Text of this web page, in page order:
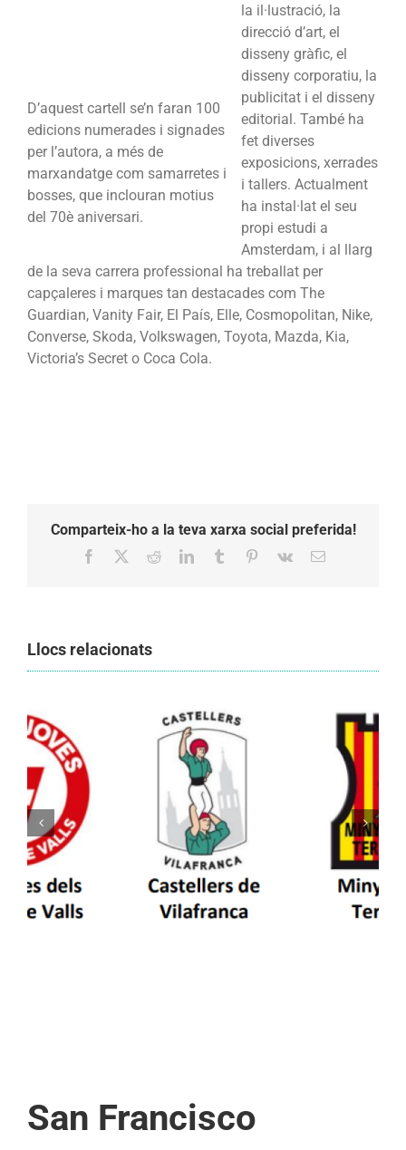
D’aquest cartell se’n faran 100
edicions numerades i signades
per l’autora, a més de
marxandatge com samarretes i
bosses, que inclouran motius
del 70è aniversari.
la il·lustració, la
direcció d’art, el
disseny gràfic, el
disseny corporatiu, la
publicitat i el disseny
editorial. També ha
fet diverses
exposicions, xerrades
i tallers. Actualment
ha instal·lat el seu
propi estudi a
Amsterdam, i al llarg
de la seva carrera professional ha treballat per
capçaleres i marques tan destacades com The
Guardian, Vanity Fair, El País, Elle, Cosmopolitan, Nike,
Converse, Skoda, Volkswagen, Toyota, Mazda, Kia,
Victoria’s Secret o Coca Cola.
Comparteix-ho a la teva xarxa social preferida!
Facebook RedditLinkedInTumblr Pinterest
Vk Email:
Llocs relacionats
Els Castellers de Vilafranca unieixen tradició i
patrimoni en un viatge de colla a la Vall
d’Aran i a la Vall de Boí
San Francisco